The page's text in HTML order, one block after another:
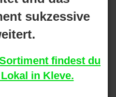
sukzessive
findest du
in Kleve.
16 pro Seite
pro Seite